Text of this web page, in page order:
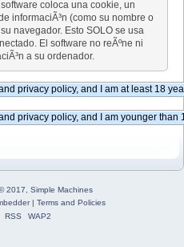
coloca una cookie, un
informaciÃ³n (como su nombre o
navegador. Esto SOLO se usa
El software no reÃºne ni
a su ordenador.
2017
Simple Machines
| Terms and Policies
RSS WAP2